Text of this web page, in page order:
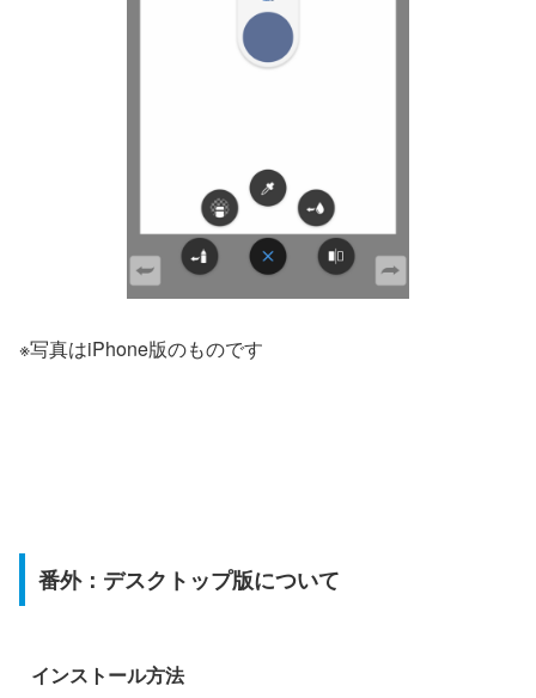
※写真はiPhone版のものです
番外：デスクトップ版について
インストール方法